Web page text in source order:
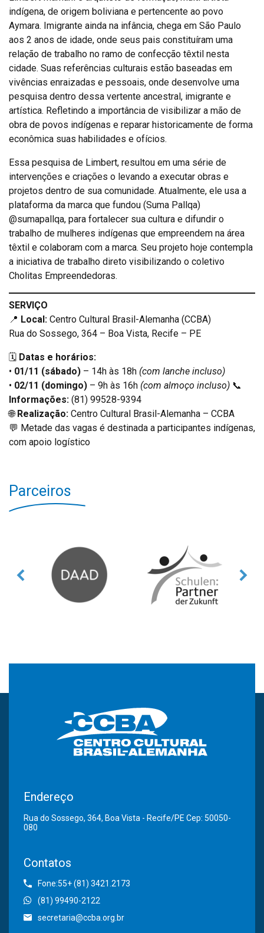
indígena, de origem boliviana e pertencente ao povo
Aymara. Imigrante ainda na infância, chega em São Paulo
aos 2 anos de idade, onde seus pais constituíram uma
relação de trabalho no ramo de confecção têxtil nesta
cidade. Suas referências culturais estão baseadas em
vivências enraizadas e pessoais, onde desenvolve uma
pesquisa dentro dessa vertente ancestral, imigrante e
artística. Refletindo a importância de visibilizar a mão de
obra de povos indígenas e reparar historicamente de forma
econômica suas habilidades e ofícios.
Essa pesquisa de Limbert, resultou em uma série de
intervenções e criações o levando a executar obras e
projetos dentro de sua comunidade. Atualmente, ele usa a
plataforma da marca que fundou (Suma Pallqa)
@sumapallqa, para fortalecer sua cultura e difundir o
trabalho de mulheres indígenas que empreendem na área
têxtil e colaboram com a marca. Seu projeto hoje contempla
a iniciativa de trabalho direto visibilizando o coletivo
Cholitas Empreendedoras.
SERVIÇO
📍 Local: Centro Cultural Brasil-Alemanha (CCBA)
Rua do Sossego, 364 – Boa Vista, Recife – PE
🗓 Datas e horários:
• 01/11 (sábado) – 14h às 18h (com lanche incluso)
• 02/11 (domingo) – 9h às 16h (com almoço incluso) 📞
Informações: (81) 99528-9394
🌐Realização: Centro Cultural Brasil-Alemanha – CCBA
💬 Metade das vagas é destinada a participantes indígenas,
com apoio logístico
Parceiros
Endereço
Rua do Sossego, 364, Boa Vista - Recife/PE Cep: 50050-
080
Contatos
Fone:55+ (81) 3421.2173
(81) 99490-2122
secretaria@ccba.org.br